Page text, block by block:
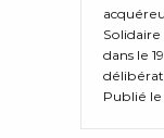
Solidaire
dans le
Publié le